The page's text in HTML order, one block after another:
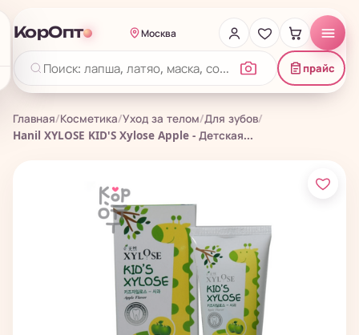
КорОпт Москва
прайс
Главная/Косметика/Уход за телом/Для зубов/
Hanil XYLOSE KID'S Xylose Apple - Детская...